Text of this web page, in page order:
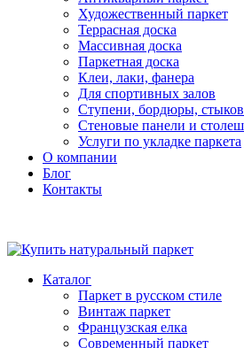
Художественный паркет
Террасная доска
Массивная доска
Паркетная доска
Клеи, лаки, фанера
Для спортивных залов
Ступени, бордюры,
Стеновые панели и
Услуги по укладке паркета
О компании
Блог
Контакты
Каталог
Паркет в русском стиле
Винтаж паркет
Французская елка
Современный паркет